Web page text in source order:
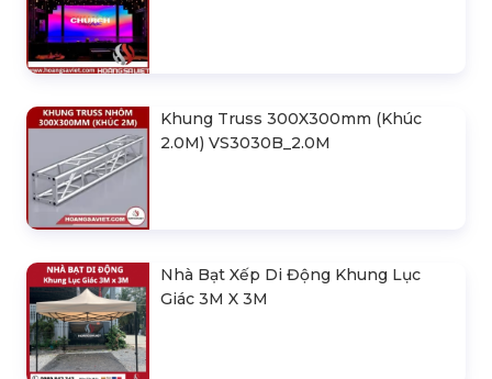
Khung Truss 300X300mm (Khúc
2.0M) VS3030B_2.0M
Nhà Bạt Xếp Di Động Khung Lục
Giác 3M X 3M